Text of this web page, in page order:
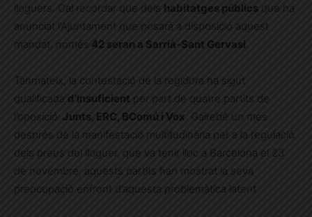
lloguers. Cal recordar que dels habitatges públics que ha
anunciat l’Ajuntament que posarà a disposició aquest
mandat, només 42 seran a Sarrià-Sant Gervasi
Tanmateix, la contestació de la regidora ha sigut
qualificada d’insuficient per part de quatre partits de
l’oposició: Junts, ERC, BComú i Vox . Gairebé un mes
després de la manifestació multitudinària per a la regulació
dels preus del lloguer, que va tenir lloc a Barcelona el 23
de novembre, aquests partits han mostrat la seva
preocupació enfront d’aquesta problemàtica latent.